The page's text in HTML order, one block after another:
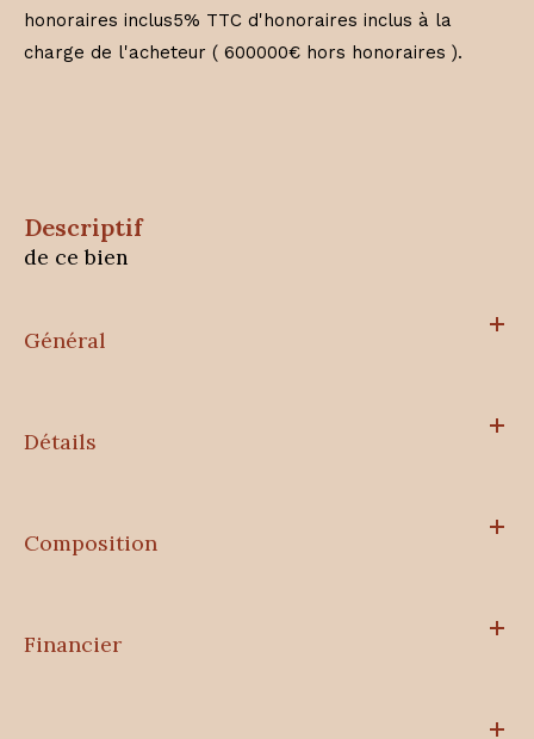
honoraires inclus5% TTC d'honoraires inclus à la
charge de l'acheteur ( 600000€ hors honoraires ).
descriptif
de ce bien
Général
Détails
Composition
Financier